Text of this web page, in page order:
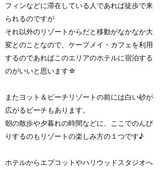
フィンなどに滞在している人であれば徒歩で来
られるのですが
それ以外のリゾートからだと移動がなかなか大
変とのことなので、ケープメイ・カフェを利用
するのであればこのエリアのホテルに宿泊する
のがいいと思います☆
またヨット＆ビーチリゾートの前には白い砂が
広がるビーチもあります。
朝の散歩や夕暮れの時間などに、ここでのんび
りするのもリゾートの楽しみ方の１つです♪
ホテルからエプコットやハリウッドスタジオへ